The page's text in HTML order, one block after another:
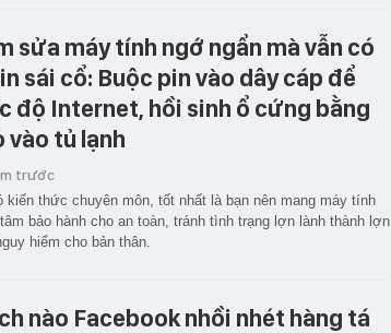
sửa máy tính ngớ ngẩn mà vẫn có
sái cổ: Buộc pin vào dây cáp để
độ Internet, hồi sinh ổ cứng bằng
vào tủ lạnh
trước
kiến thức chuyên môn, tốt nhất là bạn nên mang máy tính
bảo hành cho an toàn, tránh tình trạng lợn lành thành lợn
hiểm cho bản thân.
nào Facebook nhồi nhét hàng tá